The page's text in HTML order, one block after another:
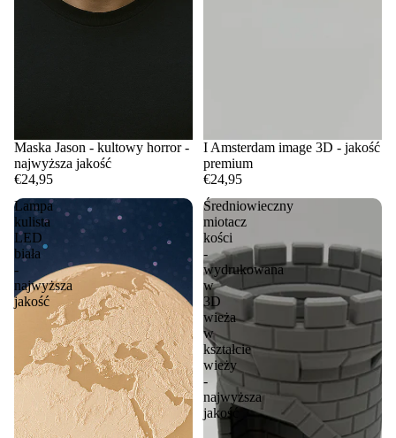
Maska Jason - kultowy horror -
najwyższa jakość
€24,95
I Amsterdam image 3D - jakość
premium
€24,95
Lampa
kulista
LED
biała
-
najwyższa
jakość
Średniowieczny
miotacz
kości
-
wydrukowana
w
3D
wieża
w
kształcie
wieży
-
najwyższa
jakość